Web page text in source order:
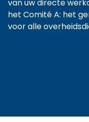
van uw directe
het Comité A: het
voor alle